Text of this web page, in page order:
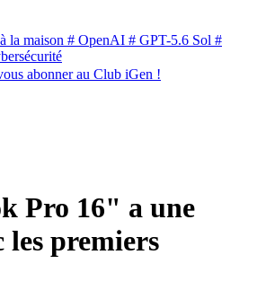
la maison # OpenAI # GPT-5.6 Sol #
abonner au Club iGen !
Pro 16" a une
les premiers